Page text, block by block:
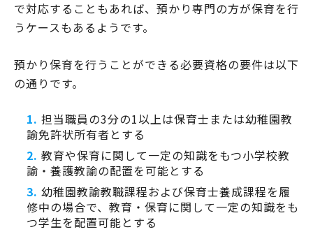
で対応することもあれば、預かり専門の方が保育を行
うケースもあるようです。
預かり保育を行うことができる必要資格の要件は以下
の通りです。
担当職員の3分の1以上は保育士または幼稚園教
諭免許状所有者とする
教育や保育に関して一定の知識をもつ小学校教
諭・養護教諭の配置を可能とする
幼稚園教諭教職課程および保育士養成課程を履
修中の場合で、教育・保育に関して一定の知識をも
つ学生を配置可能とする